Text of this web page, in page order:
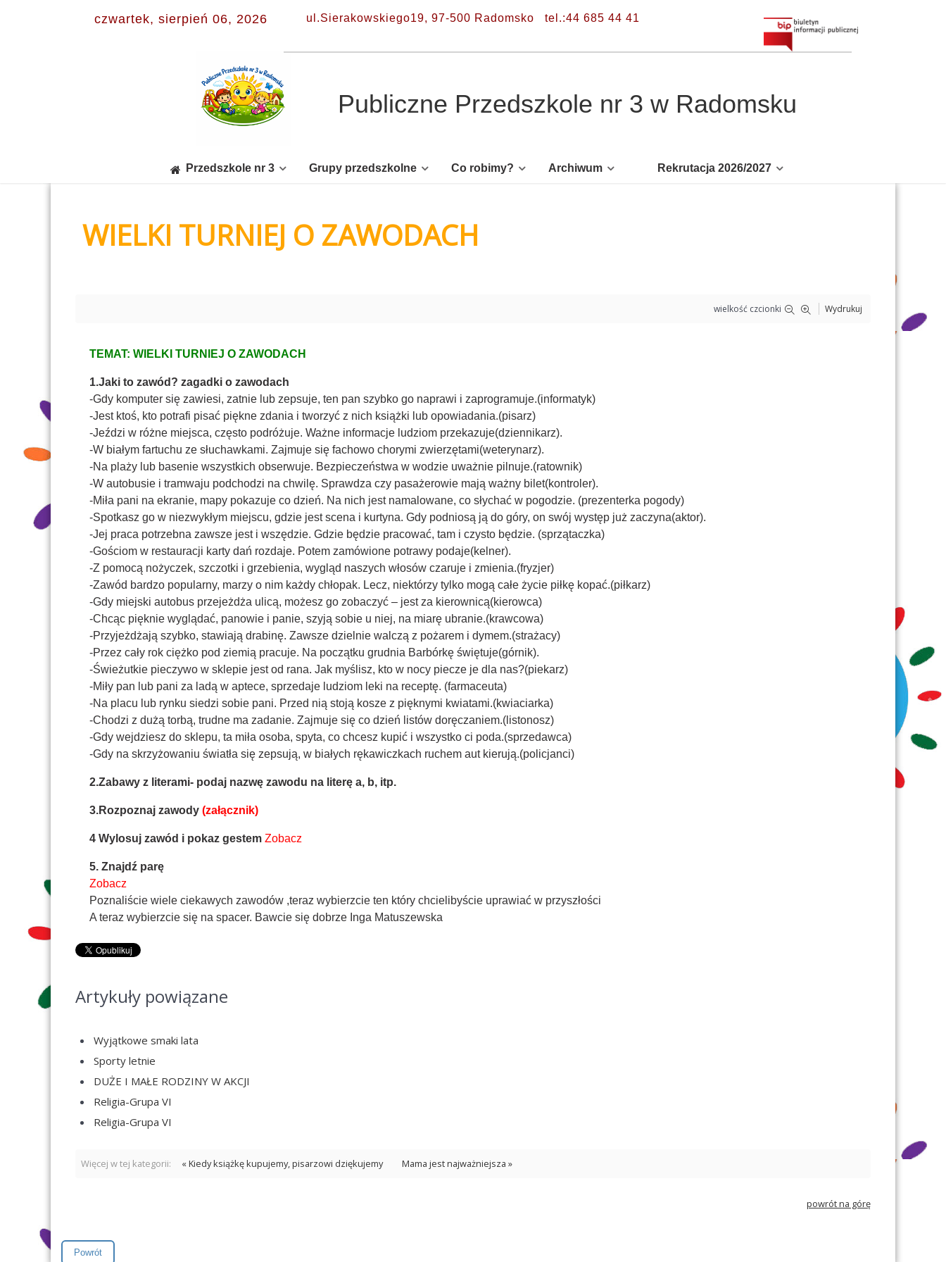
czwartek, sierpień 06, 2026 ul.Sierakowskiego19, 97-500 Radomsko tel.:44 685 44 41
Publiczne Przedszkole nr 3 w Radomsku
Przedszkole nr 3 Grupy przedszkolne Co robimy? Archiwum Rekrutacja 2026/2027
WIELKI TURNIEJ O ZAWODACH
wielkość czcionki Wydrukuj
TEMAT: WIELKI TURNIEJ O ZAWODACH
1.Jaki to zawód? zagadki o zawodach
-Gdy komputer się zawiesi, zatnie lub zepsuje, ten pan szybko go naprawi i zaprogramuje.(informatyk)
-Jest ktoś, kto potrafi pisać piękne zdania i tworzyć z nich książki lub opowiadania.(pisarz)
-Jeździ w różne miejsca, często podróżuje. Ważne informacje ludziom przekazuje(dziennikarz).
-W białym fartuchu ze słuchawkami. Zajmuje się fachowo chorymi zwierzętami(weterynarz).
-Na plaży lub basenie wszystkich obserwuje. Bezpieczeństwa w wodzie uważnie pilnuje.(ratownik)
-W autobusie i tramwaju podchodzi na chwilę. Sprawdza czy pasażerowie mają ważny bilet(kontroler).
-Miła pani na ekranie, mapy pokazuje co dzień. Na nich jest namalowane, co słychać w pogodzie. (prezenterka pogody)
-Spotkasz go w niezwykłym miejscu, gdzie jest scena i kurtyna. Gdy podniosą ją do góry, on swój występ już zaczyna(aktor).
-Jej praca potrzebna zawsze jest i wszędzie. Gdzie będzie pracować, tam i czysto będzie. (sprzątaczka)
-Gościom w restauracji karty dań rozdaje. Potem zamówione potrawy podaje(kelner).
-Z pomocą nożyczek, szczotki i grzebienia, wygląd naszych włosów czaruje i zmienia.(fryzjer)
-Zawód bardzo popularny, marzy o nim każdy chłopak. Lecz, niektórzy tylko mogą całe życie piłkę kopać.(piłkarz)
-Gdy miejski autobus przejeżdża ulicą, możesz go zobaczyć – jest za kierownicą(kierowca)
-Chcąc pięknie wyglądać, panowie i panie, szyją sobie u niej, na miarę ubranie.(krawcowa)
-Przyjeżdżają szybko, stawiają drabinę. Zawsze dzielnie walczą z pożarem i dymem.(strażacy)
-Przez cały rok ciężko pod ziemią pracuje. Na początku grudnia Barbórkę świętuje(górnik).
-Świeżutkie pieczywo w sklepie jest od rana. Jak myślisz, kto w nocy piecze je dla nas?(piekarz)
-Miły pan lub pani za ladą w aptece, sprzedaje ludziom leki na receptę. (farmaceuta)
-Na placu lub rynku siedzi sobie pani. Przed nią stoją kosze z pięknymi kwiatami.(kwiaciarka)
-Chodzi z dużą torbą, trudne ma zadanie. Zajmuje się co dzień listów doręczaniem.(listonosz)
-Gdy wejdziesz do sklepu, ta miła osoba, spyta, co chcesz kupić i wszystko ci poda.(sprzedawca)
-Gdy na skrzyżowaniu światła się zepsują, w białych rękawiczkach ruchem aut kierują.(policjanci)
2.Zabawy z literami- podaj nazwę zawodu na literę a, b, itp.
3.Rozpoznaj zawody (załącznik)
4 Wylosuj zawód i pokaz gestem Zobacz
5. Znajdź parę
Zobacz
Poznaliście wiele ciekawych zawodów ,teraz wybierzcie ten który chcielibyście uprawiać w przyszłości
A teraz wybierzcie się na spacer. Bawcie się dobrze Inga Matuszewska
Artykuły powiązane
Wyjątkowe smaki lata
Sporty letnie
DUŻE I MAŁE RODZINY W AKCJI
Religia-Grupa VI
Religia-Grupa VI
Więcej w tej kategorii: « Kiedy książkę kupujemy, pisarzowi dziękujemy Mama jest najważniejsza »
powrót na górę